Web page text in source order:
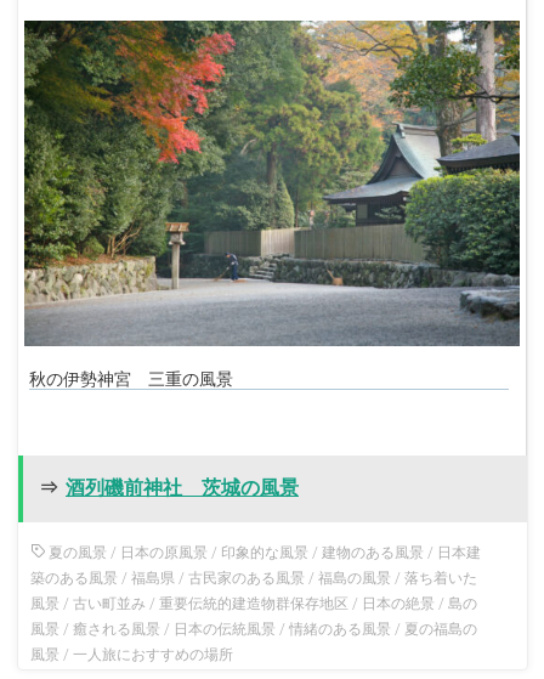
秋の伊勢神宮 三重の風景
⇒ 酒列磯前神社 茨城の風景
夏の風景 / 日本の原風景 / 印象的な風景 / 建物のある風景 / 日本建
築のある風景 / 福島県/ 古民家のある風景 / 福島の風景 / 落ち着いた
風景 / 古い町並み / 重要伝統的建造物群保存地区 / 日本の絶景 / 島の
風景 / 癒される風景 / 日本の伝統風景 / 情緒のある風景 / 夏の福島の
風景 / 一人旅におすすめの場所